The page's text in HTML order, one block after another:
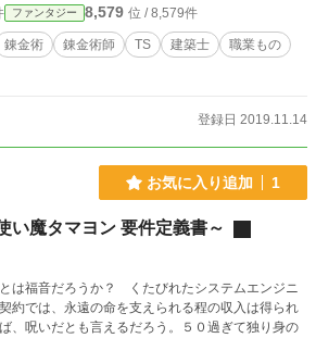
ファンタジー 8,579 位 / 8,579件
錬金術 錬金術師 TS 建築士
職業もの
登録日 2019.11.14
お気に入り追加 1
魔タマヨン 要件定義書～
は福音だろうか？ くたびれたシステムエンジニ
約では、永遠の命を支えられる程の収入は得られ
、呪いだとも言えるだろう。５０過ぎて独り身の